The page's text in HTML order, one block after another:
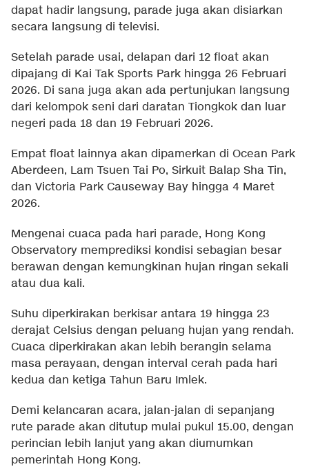
dapat hadir langsung, parade juga akan disiarkan
secara langsung di televisi.
Setelah parade usai, delapan dari 12 float akan
dipajang di Kai Tak Sports Park hingga 26 Februari
2026. Di sana juga akan ada pertunjukan langsung
dari kelompok seni dari daratan Tiongkok dan luar
negeri pada 18 dan 19 Februari 2026.
Empat float lainnya akan dipamerkan di Ocean Park
Aberdeen, Lam Tsuen Tai Po, Sirkuit Balap Sha Tin,
dan Victoria Park Causeway Bay hingga 4 Maret
2026.
Mengenai cuaca pada hari parade, Hong Kong
Observatory memprediksi kondisi sebagian besar
berawan dengan kemungkinan hujan ringan sekali
atau dua kali.
Suhu diperkirakan berkisar antara 19 hingga 23
derajat Celsius dengan peluang hujan yang rendah.
Cuaca diperkirakan akan lebih berangin selama
masa perayaan, dengan interval cerah pada hari
kedua dan ketiga Tahun Baru Imlek.
Demi kelancaran acara, jalan-jalan di sepanjang
rute parade akan ditutup mulai pukul 15.00, dengan
perincian lebih lanjut yang akan diumumkan
pemerintah Hong Kong.